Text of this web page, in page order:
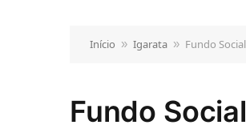
Início » Igarata » Fundo
Fundo